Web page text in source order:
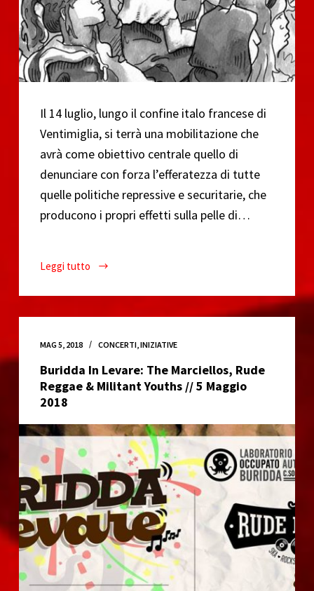
Il 14 luglio, lungo il confine italo francese di
Ventimiglia, si terrà una mobilitazione che
avrà come obiettivo centrale quello di
denunciare con forza l’efferatezza di tutte
quelle politiche repressive e securitarie, che
producono i propri effetti sulla pelle di…
Leggi tutto
Assemblea
mobilitazione
Ventimiglia
//
Maggio
2018
MAG 5, 2018 CONCERTI, INIZIATIVE
Buridda In Levare: The Marciellos, Rude
Reggae & Militant Youths // 5 Maggio
2018